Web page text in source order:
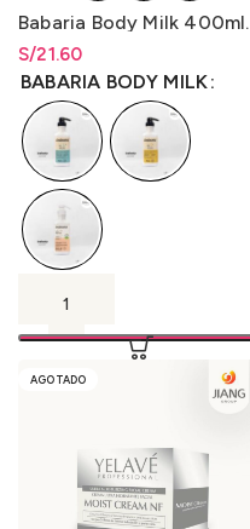
Babaria Body Milk 400ml.
S/21.60
Rango de precios: desde
S/21.60hastaS/ 21.60
BABARIA BODY MILK
AGOTADO